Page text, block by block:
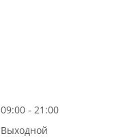
09:00 - 21:00
Выходной